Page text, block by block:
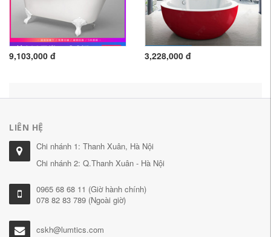
9,103,000 đ 3,228,000 đ
LIÊN HỆ
Chi nhánh 1: Thanh Xuân, Hà Nội
Chi nhánh 2: Q.Thanh Xuân - Hà Nội
0965 68 68 11 (Giờ hành chính)
078 82 83 789 (Ngoài giờ)
cskh@lumtics.com